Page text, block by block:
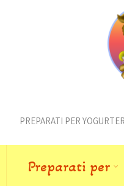
PREPARATI PER
Preparati per